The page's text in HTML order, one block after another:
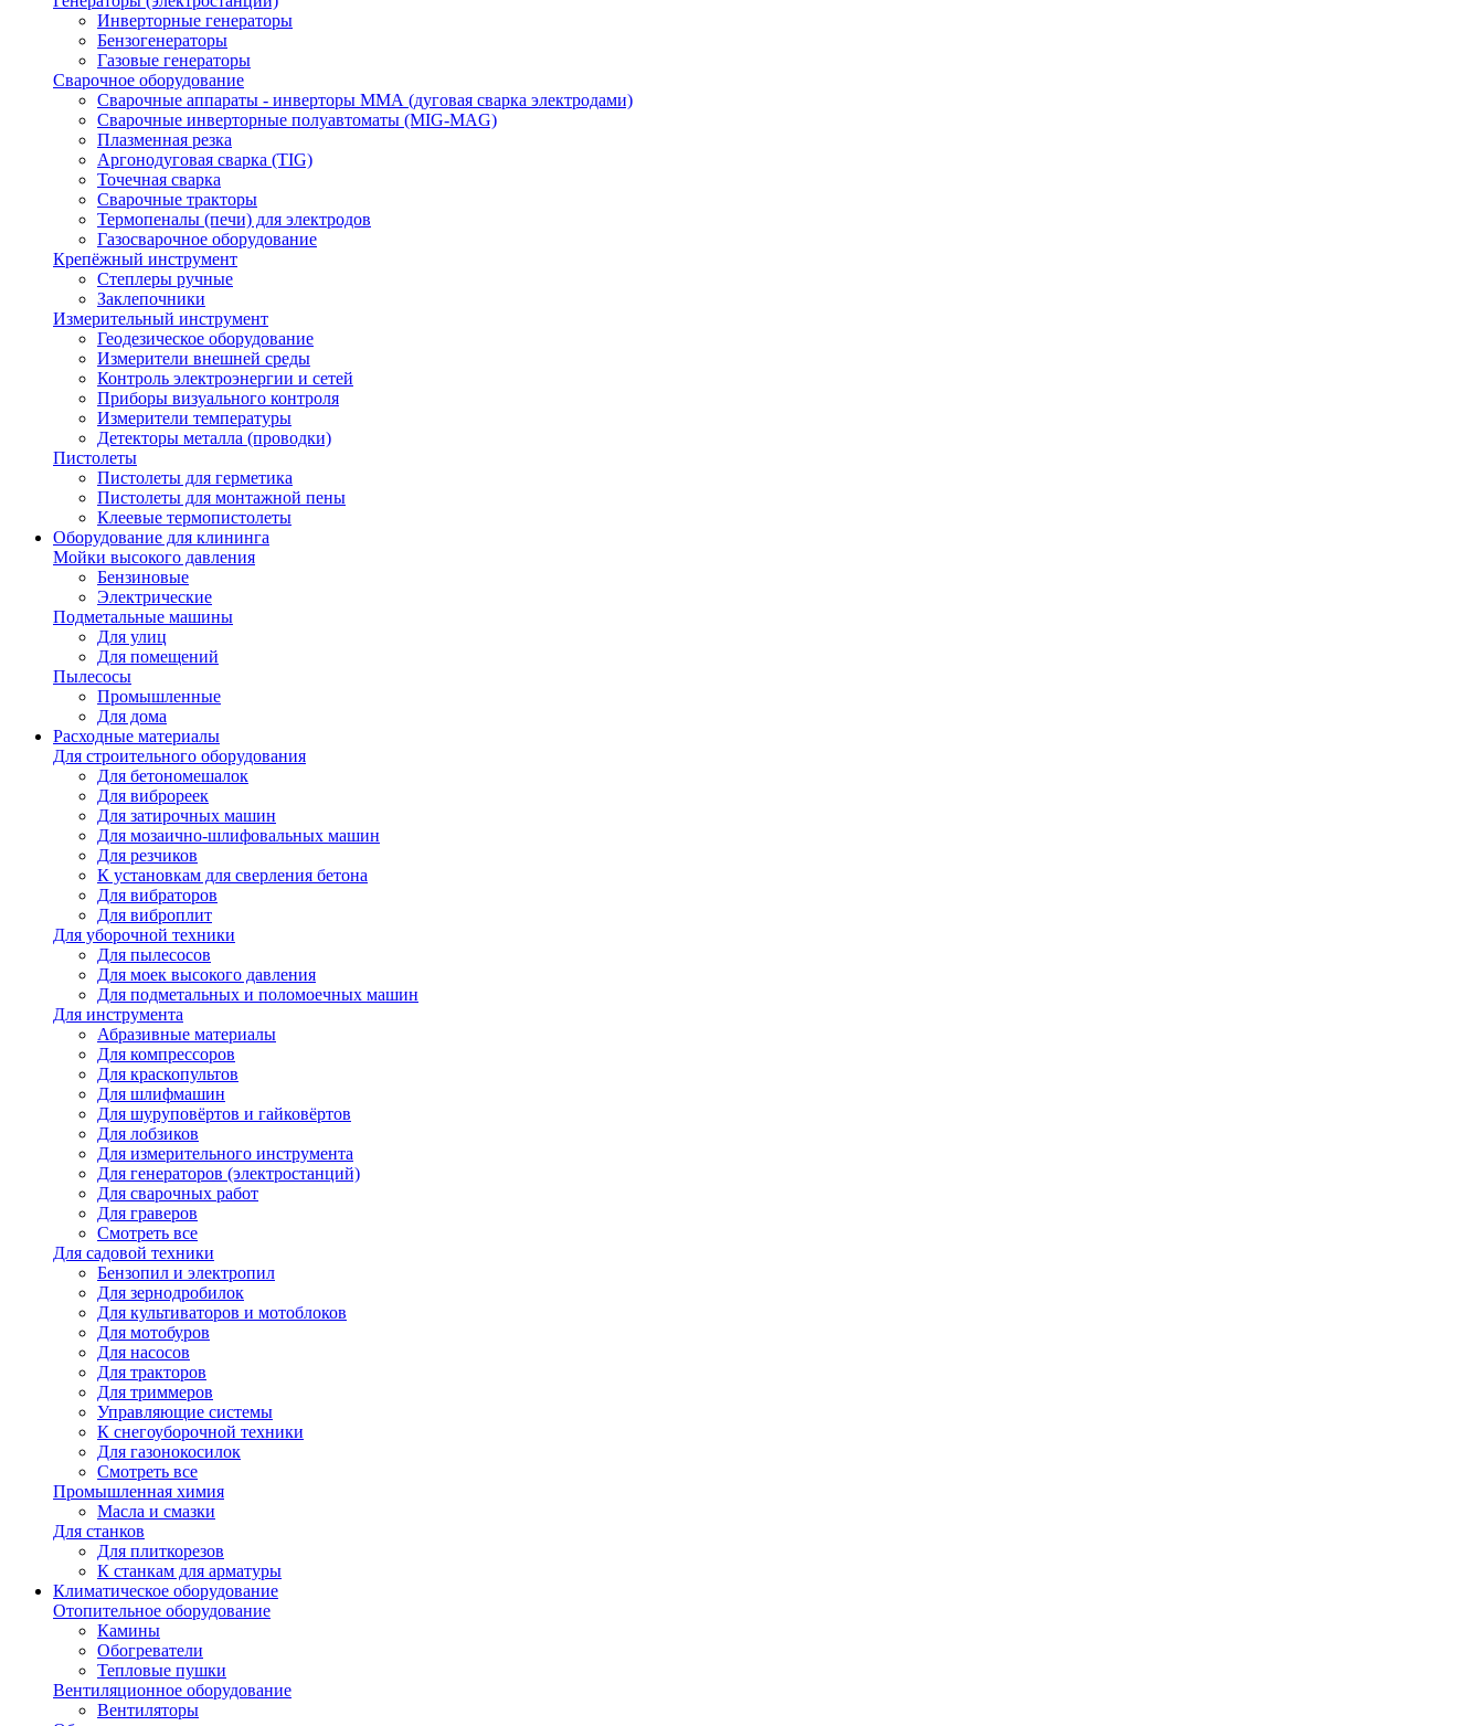
Инверторные генераторы
Бензогенераторы
Газовые генераторы
Сварочное оборудование
Сварочные аппараты - инверторы ММА (дуговая сварка электродами)
Сварочные инверторные полуавтоматы (MIG-MAG)
Плазменная резка
Аргонодуговая сварка (TIG)
Точечная сварка
Сварочные тракторы
Термопеналы (печи) для электродов
Газосварочное оборудование
Крепёжный инструмент
Степлеры ручные
Заклепочники
Измерительный инструмент
Геодезическое оборудование
Измерители внешней среды
Контроль электроэнергии и сетей
Приборы визуального контроля
Измерители температуры
Детекторы металла (проводки)
Пистолеты
Пистолеты для герметика
Пистолеты для монтажной пены
Клеевые термопистолеты
Оборудование для клининга
Мойки высокого давления
Бензиновые
Электрические
Подметальные машины
Для улиц
Для помещений
Пылесосы
Промышленные
Для дома
Расходные материалы
Для строительного оборудования
Для бетономешалок
Для виброреек
Для затирочных машин
Для мозаично-шлифовальных машин
Для резчиков
К установкам для сверления бетона
Для вибраторов
Для виброплит
Для уборочной техники
Для пылесосов
Для моек высокого давления
Для подметальных и поломоечных машин
Для инструмента
Абразивные материалы
Для компрессоров
Для краскопультов
Для шлифмашин
Для шуруповёртов и гайковёртов
Для лобзиков
Для измерительного инструмента
Для генераторов (электростанций)
Для сварочных работ
Для граверов
Смотреть все
Для садовой техники
Бензопил и электропил
Для зернодробилок
Для культиваторов и мотоблоков
Для мотобуров
Для насосов
Для тракторов
Для триммеров
Управляющие системы
К снегоуборочной техники
Для газонокосилок
Смотреть все
Промышленная химия
Масла и смазки
Для станков
Для плиткорезов
К станкам для арматуры
Климатическое оборудование
Отопительное оборудование
Камины
Обогреватели
Тепловые пушки
Вентиляционное оборудование
Вентиляторы